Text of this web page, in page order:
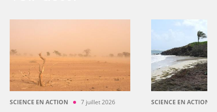
SCIENCE EN ACTION 7 juillet 2026 SCIENCE EN ACTION